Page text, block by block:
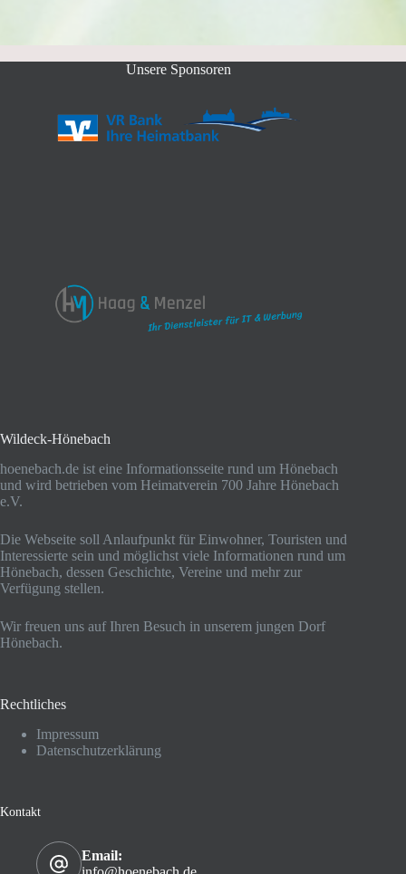
Unsere Sponsoren
Wildeck-Hönebach
hoenebach.de ist eine Informationsseite rund um Hönebach
und wird betrieben vom Heimatverein 700 Jahre Hönebach
e.V.
Die Webseite soll Anlaufpunkt für Einwohner, Touristen und
Interessierte sein und möglichst viele Informationen rund um
Hönebach, dessen Geschichte, Vereine und mehr zur
Verfügung stellen.
Wir freuen uns auf Ihren Besuch in unserem jungen Dorf
Hönebach.
Rechtliches
Impressum
Datenschutzerklärung
Kontakt
Email: